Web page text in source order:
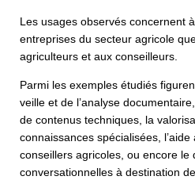
Les usages observés concernent
entreprises du secteur agricole
agriculteurs et aux conseilleurs.
Parmi les exemples étudiés
veille et de l’analyse
de contenus techniques, la
connaissances spécialisées,
conseillers agricoles, ou encore le
conversationnelles à destination